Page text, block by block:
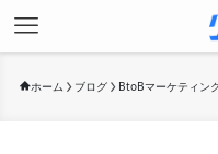
ホーム ブログ BtoBマーケティン